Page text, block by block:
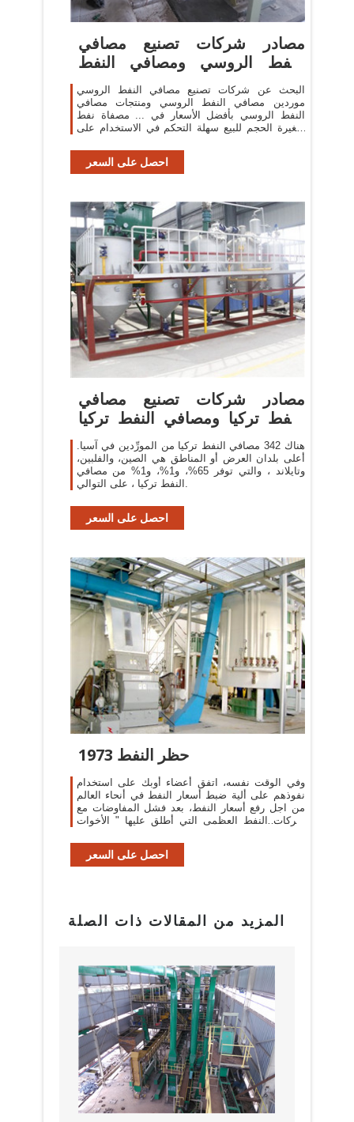
مصادر شركات تصنيع مصافي
النفط الروسي ومصافي النفط
الروسي ...
البحث عن شركات تصنيع مصافي النفط الروسي
موردين مصافي النفط الروسي ومنتجات مصافي
النفط الروسي بأفضل الأسعار في ... مصفاة نفط
صغيرة الحجم للبيع سهلة التحكم في الاستخدام على
احصل على السعر
مصادر شركات تصنيع مصافي
النفط تركيا ومصافي النفط تركيا
هناك 342 مصافي النفط تركيا من المورِّدين في آسيا.
أعلى بلدان العرض أو المناطق هي الصين، والفلبين،
وتايلاند ، والتي توفر 65%، و1%، و1% من مصافي
النفط تركيا ، على التوالي.
احصل على السعر
حظر النفط 1973
وفي الوقت نفسه، اتفق أعضاء أوبك على استخدام
نفوذهم على ألية ضبط أسعار النفط في أنحاء العالم
من اجل رفع أسعار النفط، بعد فشل المفاوضات مع
شركات النفط العظمى التي أطلق عليها " الأخوات
احصل على السعر
المزيد من المقالات ذات الصلة